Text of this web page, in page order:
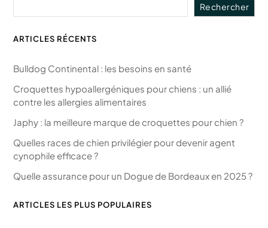
Rechercher
ARTICLES RÉCENTS
Bulldog Continental : les besoins en santé
Croquettes hypoallergéniques pour chiens : un allié
contre les allergies alimentaires
Japhy : la meilleure marque de croquettes pour chien ?
Quelles races de chien privilégier pour devenir agent
cynophile efficace ?
Quelle assurance pour un Dogue de Bordeaux en 2025 ?
ARTICLES LES PLUS POPULAIRES